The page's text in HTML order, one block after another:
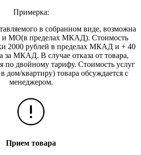
Примерка:
в собранном виде, возможна
и МО(в пределах МКАД). Стоимость
2000 рублей в пределах МКАД и + 40
за МКАД. В случае отказа от товара,
по двойному тарифу. Стоимость услуг
дом/квартиру) товара обсуждается с
менеджером.
Прием товара